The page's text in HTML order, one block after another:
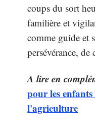
coups du sort
familière et
comme guide et
persévérance, de
A lire en
pour les
l'agriculture